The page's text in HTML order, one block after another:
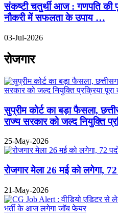
संकष्टी चतुर्थी आज : गणपति की
नौकरी में सफलता के उपाय …
03-Jul-2026
रोजगार
सुप्रीम कोर्ट का बड़ा फैसला,
राज्य सरकार को जल्द नियुक्ति
25-May-2026
रोजगार मेला 26 मई को लगेगा, 72
21-May-2026